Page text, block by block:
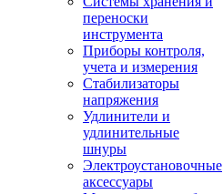
переноски
инструмента
Приборы контроля,
учета и измерения
Стабилизаторы
напряжения
Удлинители и
удлинительные
шнуры
Электроустановочные
аксессуары